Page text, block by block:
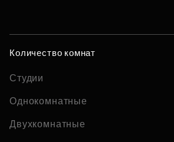
Количество комнат
Студии
Однокомнатные
Двухкомнатные